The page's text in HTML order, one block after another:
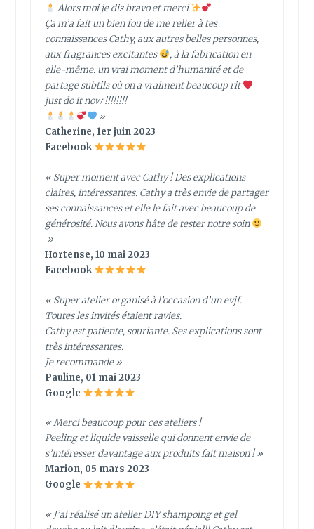
Alors moi je dis bravo et merci
Ça m’a fait un bien fou de me relier à tes
connaissances Cathy, aux autres belles personnes,
aux fragrances excitantes
, à la fabrication en
elle-même. un vrai moment d’humanité et de
partage subtils où on a vraiment beaucoup rit
just do it now !!!!!!!!
»
Catherine, 1er juin 2023
Facebook
« Super moment avec Cathy ! Des explications
claires, intéressantes. Cathy a très envie de partager
ses connaissances et elle le fait avec beaucoup de
générosité. Nous avons hâte de tester notre soin
»
Hortense, 10 mai 2023
Facebook
« Super atelier organisé à l’occasion d’un evjf.
Toutes les invités étaient ravies.
Cathy est patiente, souriante. Ses explications sont
très intéressantes.
Je recommande »
Pauline, 01 mai 2023
Google
« Merci beaucoup pour ces ateliers !
Peeling et liquide vaisselle qui donnent envie de
s’intéresser davantage aux produits fait maison ! »
Marion, 05 mars 2023
Google
« J’ai réalisé un atelier DIY shampoing et gel